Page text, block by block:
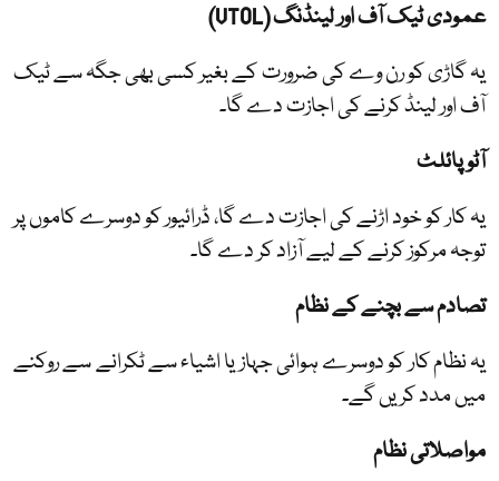
عمودی ٹیک آف اور لینڈنگ (VTOL)
یہ گاڑی کو رن وے کی ضرورت کے بغیر کسی بھی جگہ سے ٹیک
آف اور لینڈ کرنے کی اجازت دے گا۔
آٹو پائلٹ
یہ کار کو خود اڑنے کی اجازت دے گا، ڈرائیور کو دوسرے کاموں پر
توجہ مرکوز کرنے کے لیے آزاد کر دے گا۔
تصادم سے بچنے کے نظام
یہ نظام کار کو دوسرے ہوائی جہاز یا اشیاء سے ٹکرانے سے روکنے
میں مدد کریں گے۔
مواصلاتی نظام